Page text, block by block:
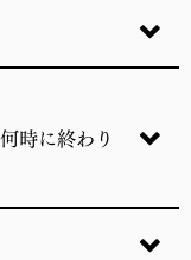
時に終わり